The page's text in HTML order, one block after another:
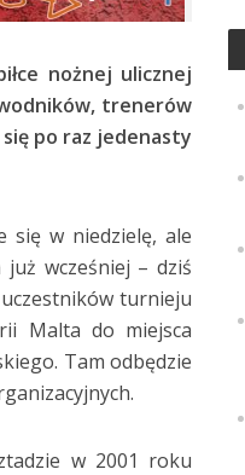
nożnej ulicznej
trenerów
po raz jedenasty
się w niedzielę, ale
wcześniej – dziś
turnieju
Malta do miejsca
Tam odbędzie
w 2001 roku